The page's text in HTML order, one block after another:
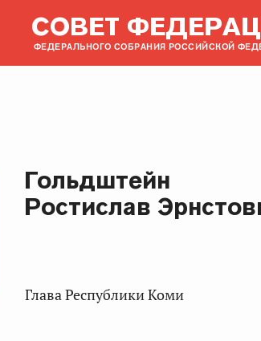
СОВЕТ
ФЕДЕРАЛЬНОГО СОБРАНИЯ РОССИЙСКОЙ
Гольдштейн
Ростислав
Глава Республики Коми